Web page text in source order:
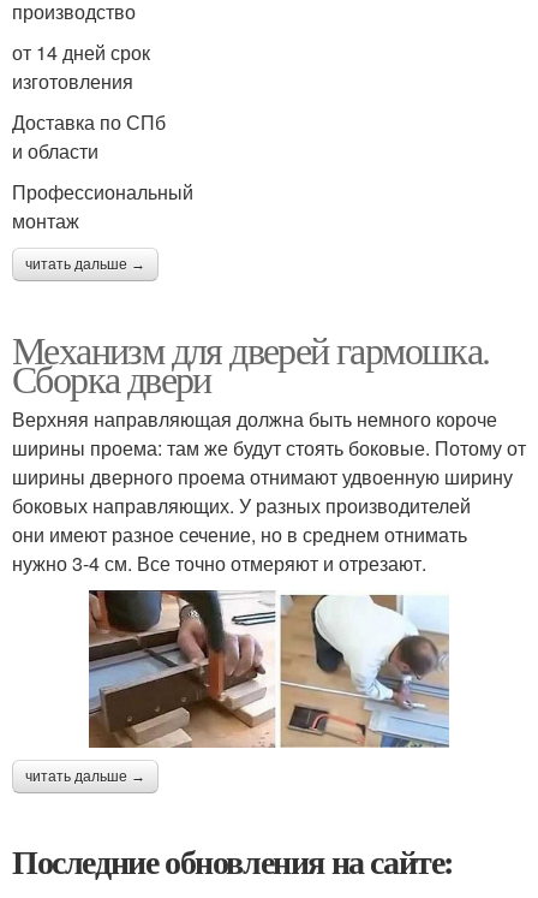
производство
от 14 дней срок
изготовления
Доставка по СПб
и области
Профессиональный
монтаж
читать дальше →
Механизм для дверей гармошка.
Сборка двери
Верхняя направляющая должна быть немного короче
ширины проема: там же будут стоять боковые. Потому от
ширины дверного проема отнимают удвоенную ширину
боковых направляющих. У разных производителей
они имеют разное сечение, но в среднем отнимать
нужно 3-4 см. Все точно отмеряют и отрезают.
читать дальше →
Последние обновления на сайте: